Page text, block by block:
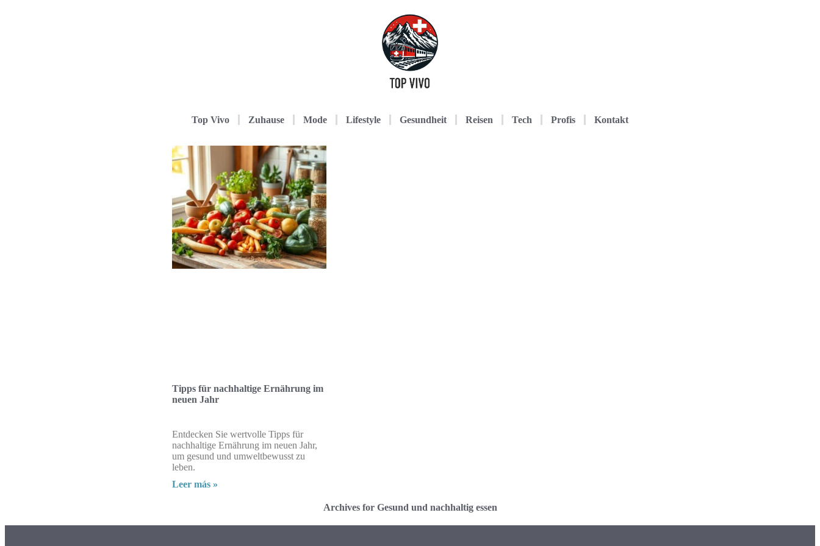
Top Vivo Zuhause Mode Lifestyle Gesundheit Reisen Tech Profis Kontakt
Tipps für nachhaltige Ernährung im
neuen Jahr
Entdecken Sie wertvolle Tipps für
nachhaltige Ernährung im neuen Jahr,
um gesund und umweltbewusst zu
leben.
Leer más »
Archives for Gesund und nachhaltig essen